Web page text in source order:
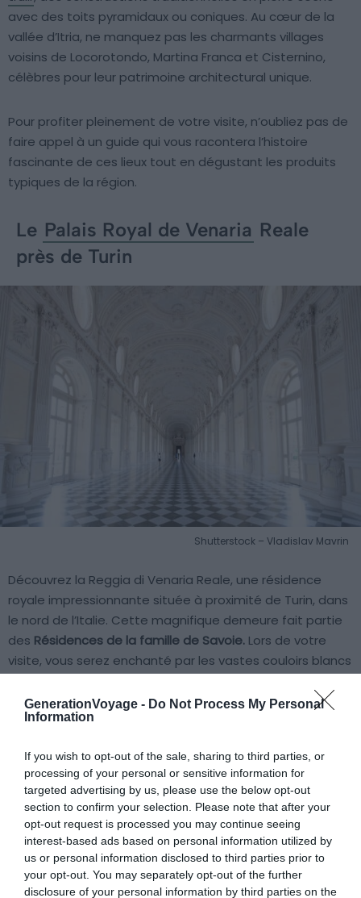
GenerationVoyage - Do Not Process My Personal
Information
If you wish to opt-out of the sale, sharing to third parties, or
processing of your personal or sensitive information for
targeted advertising by us, please use the below opt-out
section to confirm your selection. Please note that after your
opt-out request is processed you may continue seeing
interest-based ads based on personal information utilized by
us or personal information disclosed to third parties prior to
your opt-out. You may separately opt-out of the further
disclosure of your personal information by third parties on the
avec des toits pyramidaux ou coniques. Au cœur de la
vallée d’Itria, ne manquez pas les charmants villages
voisins de Locorotondo, Martina Franca et Cisternino,
célèbres pour leur patrimoine architectural unique.
Pour profiter pleinement de votre visite, n’oubliez pas de
faire appel à un guide qui vous racontera l’histoire
fascinante de ces lieux tout en dégustant les produits
typiques de la région.
Le Palais Royal de Venaria Reale
près de Turin
Shutterstock – Vladislav Mavrin
Découvrez la Reggia di Venaria Reale, une résidence
royale impressionnante située à proximité de Turin, dans
le nord de l’Italie. Cette magnifique demeure fait partie
des Résidences de la famille de Savoie. Lors de votre
visite, vous serez enchanté par les vastes couloirs blancs
architecturale captivante.
au long de l’année pour enrichir cette expérience unique.
Pour une visite encore plus éblouissante, préférez venir
au printemps où le soleil illumine les merveilles de ce lieu
prestigieux.